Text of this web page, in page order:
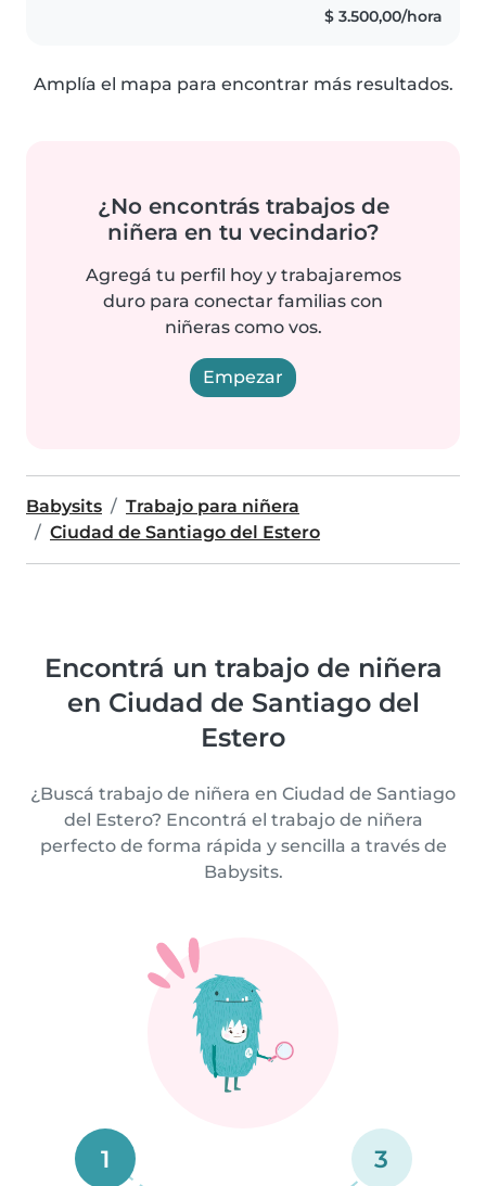
$ 3.500,00/hora
Amplía el mapa para encontrar más resultados.
¿No encontrás trabajos de
niñera en tu vecindario?
Agregá tu perfil hoy y trabajaremos
duro para conectar familias con
niñeras como vos.
Empezar
Babysits
Trabajo para niñera
Ciudad de Santiago del Estero
Encontrá un trabajo de niñera
en Ciudad de Santiago del
Estero
¿Buscá trabajo de niñera en Ciudad de Santiago
del Estero? Encontrá el trabajo de niñera
perfecto de forma rápida y sencilla a través de
Babysits.
1 3